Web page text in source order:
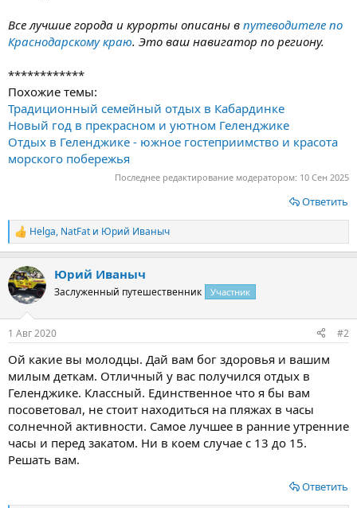
Все лучшие города и курорты описаны в путеводителе по
Краснодарскому краю. Это ваш навигатор по региону.
************
Похожие темы:
Традиционный семейный отдых в Кабардинке
Новый год в прекрасном и уютном Геленджике
Отдых в Геленджике - южное гостеприимство и красота
морского побережья
Последнее редактирование модератором: 10 Сен 2025
Ответить
Р
е
к
ц
и
Helga, NatFat и Юрий Иваныч
Юрий Иваныч
Заслуженный путешественник Участник
1 Авг 2020 #2
Ой какие вы молодцы. Дай вам бог здоровья и вашим
милым деткам. Отличный у вас получился отдых в
Геленджике. Классный. Единственное что я бы вам
посоветовал, не стоит находиться на пляжах в часы
солнечной активности. Самое лучшее в ранние утренние
часы и перед закатом. Ни в коем случае с 13 до 15.
Решать вам.
Ответить